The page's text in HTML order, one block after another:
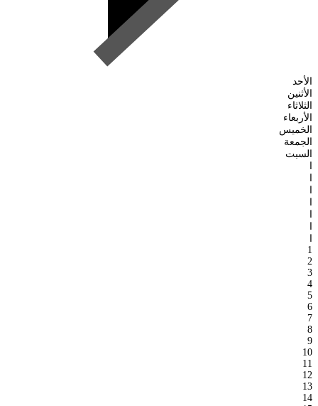
الأحد
الأثنين
الثلاثاء
الأربعاء
الخميس
الجمعة
السبت
ا
ا
ا
ا
ا
ا
ا
1
2
3
4
5
6
7
8
9
10
11
12
13
14